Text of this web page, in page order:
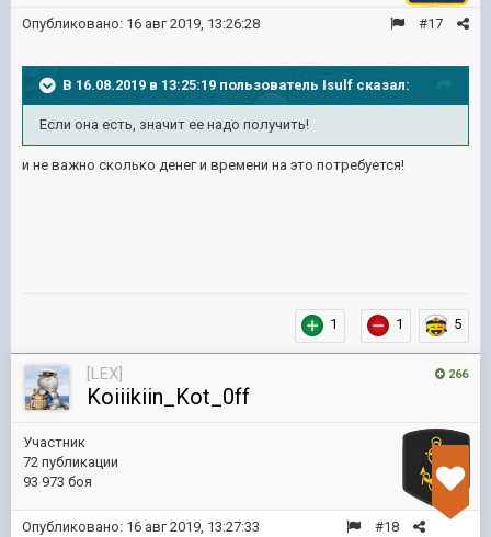
#17
Опубликовано: 16 авг 2019, 13:26:28
В 16.08.2019 в 13:25:19 пользователь Isulf сказал:
Если она есть, значит ее надо получить!
и не важно сколько денег и времени на это потребуется!
1 1 5
266
[LEX]
Koiiikiin_Kot_0ff
Участник
72 публикации
93 973 боя
#18
Опубликовано: 16 авг 2019, 13:27:33